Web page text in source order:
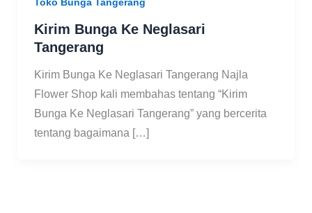
Kirim Bunga Ke Neglasari
Tangerang
Kirim Bunga Ke Neglasari Tangerang Najla
Flower Shop kali membahas tentang “Kirim
Bunga Ke Neglasari Tangerang” yang bercerita
tentang bagaimana […]